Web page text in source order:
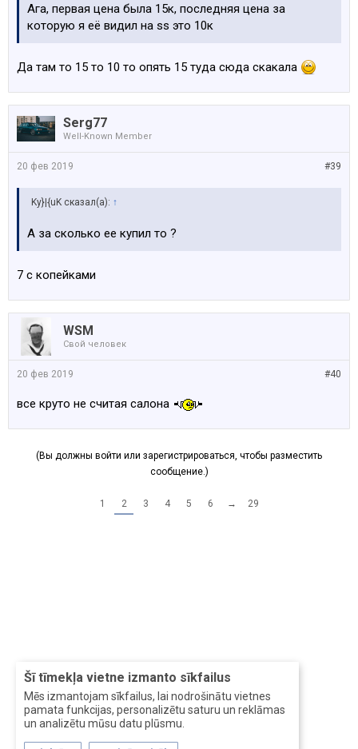
Šī tīmekļa vietne izmanto sīkfailus
Mēs izmantojam sīkfailus, lai nodrošinātu vietnes
pamata funkcijas, personalizētu saturu un reklāmas
un analizētu mūsu datu plūsmu.
Ага, первая цена была 15к, последняя цена за
которую я её видил на ss это 10к
Да там то 15 то 10 то опять 15 туда сюда скакала
Serg77
Well-Known Member
#39
20 фев 2019
Ky}|{uK сказал(а): ↑
А за сколько ее купил то ?
7 с копейками
WSM
Свой человек
#40
20 фев 2019
все круто не считая салона
(Вы должны войти или зарегистрироваться, чтобы разместить
сообщение.)
1 2 3 4 5 6 → 29